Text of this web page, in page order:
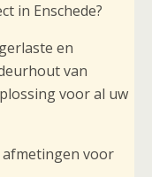
in Enschede?
en
van
voor al uw
voor